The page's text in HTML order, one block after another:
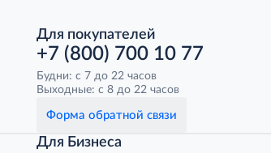
Для покупателей
+7 (800) 700 10 77
Будни: с 7 до 22 часов
Выходные: с 8 до 22 часов
Форма обратной связи
Для Бизнеса